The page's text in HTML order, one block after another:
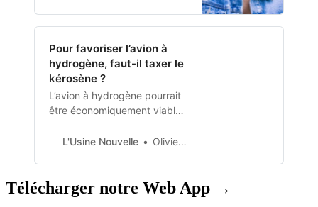
Pour favoriser l’avion à
hydrogène, faut-il taxer le
kérosène ?
L’avion à hydrogène pourrait
être économiquement viable
kérosène, préconise l’ONG
L'Usine Nouvelle Olivier James
Télécharger notre Web App →